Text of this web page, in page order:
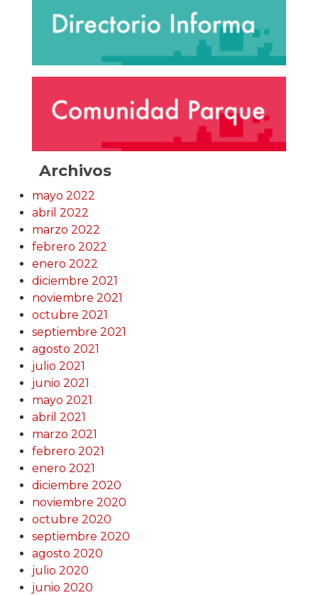
Archivos
mayo 2022
abril 2022
marzo 2022
febrero 2022
enero 2022
diciembre 2021
noviembre 2021
octubre 2021
septiembre 2021
agosto 2021
julio 2021
junio 2021
mayo 2021
abril 2021
marzo 2021
febrero 2021
enero 2021
diciembre 2020
noviembre 2020
octubre 2020
septiembre 2020
agosto 2020
julio 2020
junio 2020